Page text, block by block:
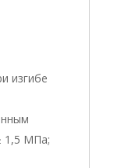
изгибе
1,5 МПа;